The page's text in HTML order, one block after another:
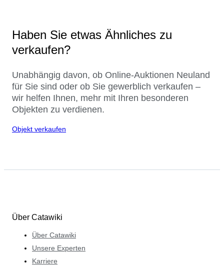
Haben Sie etwas Ähnliches zu
verkaufen?
Unabhängig davon, ob Online-Auktionen Neuland
für Sie sind oder ob Sie gewerblich verkaufen –
wir helfen Ihnen, mehr mit Ihren besonderen
Objekten zu verdienen.
Objekt verkaufen
Über Catawiki
Über Catawiki
Unsere Experten
Karriere